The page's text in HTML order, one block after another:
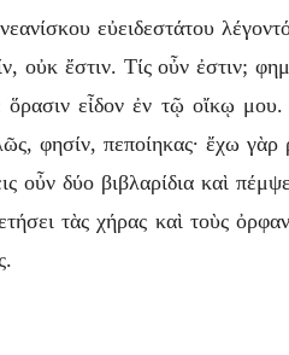
εὐειδεστάτου
οὐκ ἔστιν. Τίς οὖν ἐστιν;
ὅρασιν εἶδον ἐν τῷ οἴκῳ
φησίν, πεποίηκας· ἔχω
οὖν δύο βιβλαρίδια καὶ
τὰς χήρας καὶ τοὺς